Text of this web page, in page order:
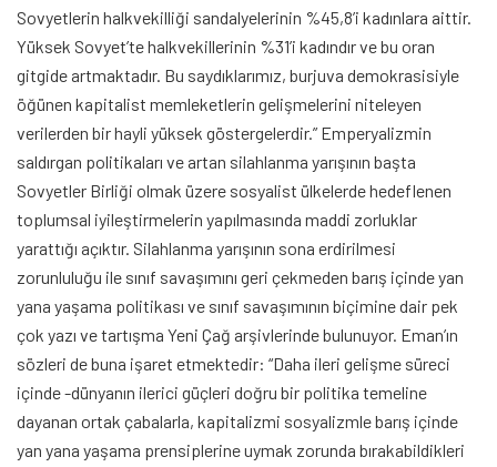
Sovyetlerin halkvekilliği sandalyelerinin %45,8’i kadınlara aittir.
Yüksek Sovyet’te halkvekillerinin %31’i kadındır ve bu oran
gitgide artmaktadır. Bu saydıklarımız, burjuva demokrasisiyle
öğünen kapitalist memleketlerin gelişmelerini niteleyen
verilerden bir hayli yüksek göstergelerdir.” Emperyalizmin
saldırgan politikaları ve artan silahlanma yarışının başta
Sovyetler Birliği olmak üzere sosyalist ülkelerde hedeflenen
toplumsal iyileştirmelerin yapılmasında maddi zorluklar
yarattığı açıktır. Silahlanma yarışının sona erdirilmesi
zorunluluğu ile sınıf savaşımını geri çekmeden barış içinde yan
yana yaşama politikası ve sınıf savaşımının biçimine dair pek
çok yazı ve tartışma Yeni Çağ arşivlerinde bulunuyor. Eman’ın
sözleri de buna işaret etmektedir: “Daha ileri gelişme süreci
içinde -dünyanın ilerici güçleri doğru bir politika temeline
dayanan ortak çabalarla, kapitalizmi sosyalizmle barış içinde
yan yana yaşama prensiplerine uymak zorunda bırakabildikleri